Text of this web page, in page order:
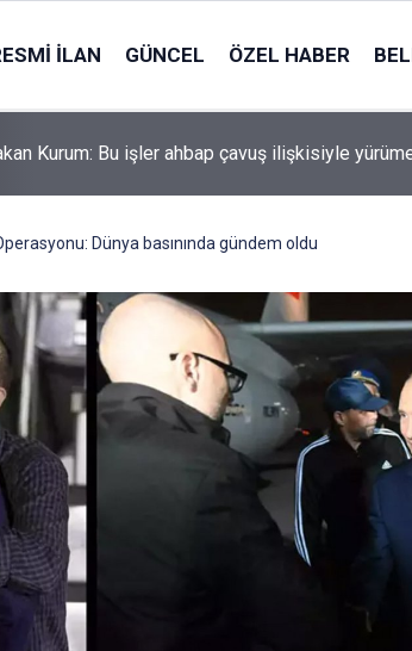
İLAN GÜNCEL ÖZEL HABER
Kurum: Bu işler ahbap çavuş ilişkisiyle
Dünya basınında gündem oldu